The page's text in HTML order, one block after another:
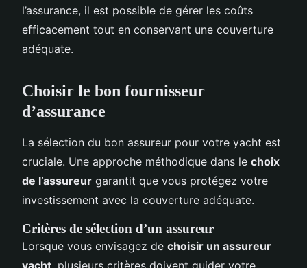
l’assurance, il est possible de gérer les coûts
efficacement tout en conservant une couverture
adéquate.
Choisir le bon fournisseur
d’assurance
La sélection du bon assureur pour votre yacht est
cruciale. Une approche méthodique dans le choix
de l’assureur garantit que vous protégez votre
investissement avec la couverture adéquate.
Critères de sélection d’un assureur
Lorsque vous envisagez de choisir un assureur